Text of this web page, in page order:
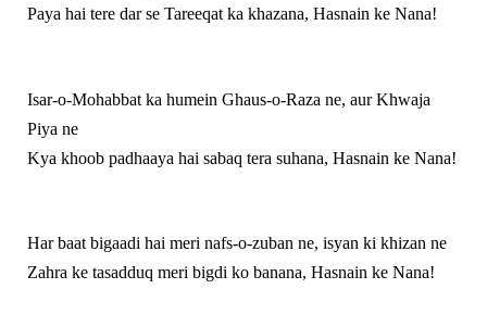
Paya hai tere dar se Tareeqat ka khazana, Hasnain ke Nana!
Isar‑o‑Mohabbat ka humein Ghaus‑o‑Raza ne, aur Khwaja
Piya ne
Kya khoob padhaaya hai sabaq tera suhana, Hasnain ke Nana!
Har baat bigaadi hai meri nafs‑o‑zuban ne, isyan ki khizan ne
Zahra ke tasadduq meri bigdi ko banana, Hasnain ke Nana!